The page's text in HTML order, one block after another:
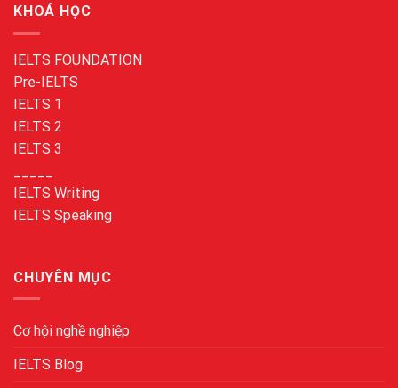
KHOÁ HỌC
IELTS FOUNDATION
Pre-IELTS
IELTS 1
IELTS 2
IELTS 3
IELTS Writing
IELTS Speaking
CHUYÊN MỤC
Cơ hội nghề nghiệp
IELTS Blog